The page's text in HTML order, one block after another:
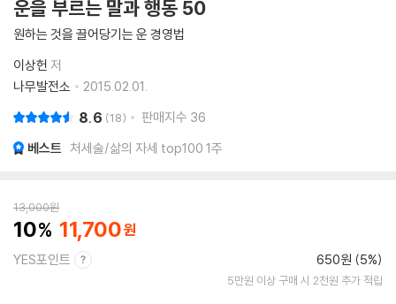
운을 부르는 말과 행동 50
원하는 것을 끌어당기는 운 경영법
이상헌 저
나무발전소
2015.02.01.
8.6 18 판매지수 36
베스트 처세술/삶의 자세 top100 1주
13,000원
10 11,700
YES포인트 650원 (5%)
5만원 이상 구매 시 2천원 추가 적립